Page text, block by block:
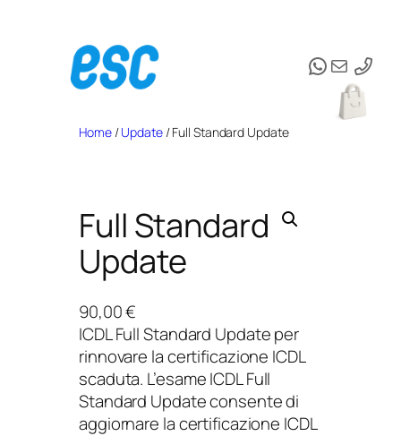
contenuto
Email
Home/Update/ Full Standard Update
Full Standard
Update
90,00€
ICDL Full Standard Update per
rinnovare la certificazione ICDL
scaduta. L’esame ICDL Full
Standard Update consente di
aggiornare la certificazione ICDL